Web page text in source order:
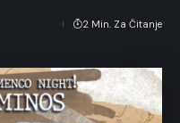
2 Min. Za Čitanje